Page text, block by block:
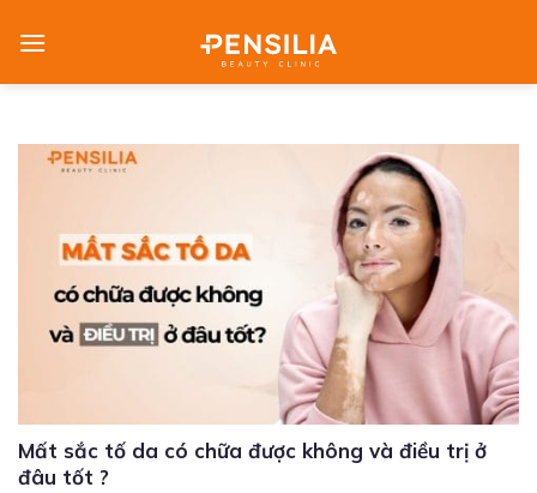
Mất sắc tố da có chữa được không và điều trị ở
đâu tốt ?